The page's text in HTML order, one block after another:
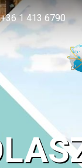
+36 1 413 6790